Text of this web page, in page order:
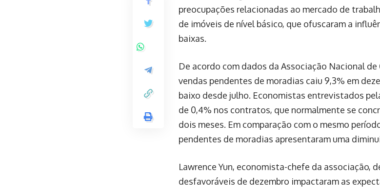
preocupações relacionadas ao mercado de
de imóveis de nível básico, que ofuscaram a
baixas.
De acordo com dados da Associação Nacional
vendas pendentes de moradias caiu 9,3% em
baixo desde julho. Economistas entrevistados
de 0,4% nos contratos, que normalmente se
dois meses. Em comparação com o mesmo
pendentes de moradias apresentaram uma
Lawrence Yun, economista-chefe da associação,
desfavoráveis de dezembro impactaram as